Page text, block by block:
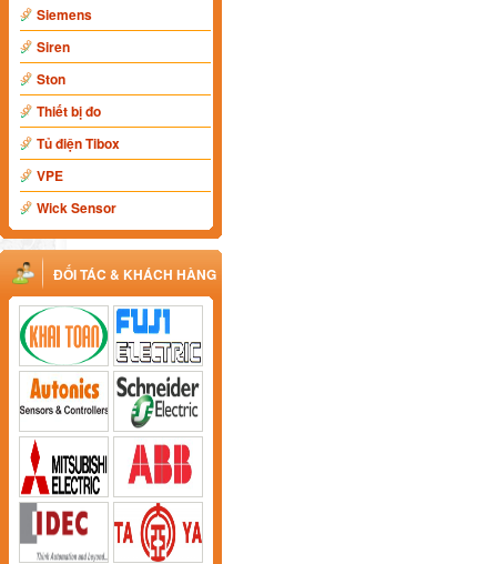
Siemens
Siren
Ston
Thiết bị đo
Tủ điện Tibox
VPE
Wick Sensor
ĐỐI TÁC & KHÁCH HÀNG